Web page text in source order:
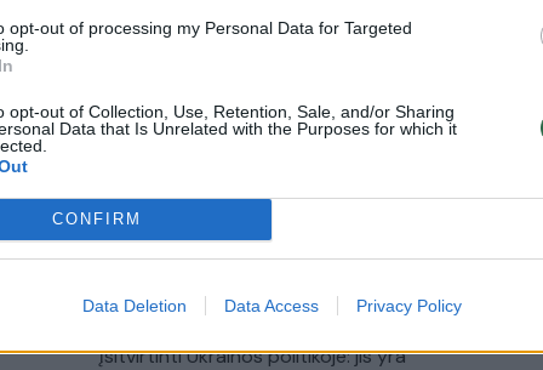
opt-out of processing my Personal Data for Targeted
opt-out of Collection, Use, Retention, Sale, and/or Sharing
Data that Is Unrelated with the Purposes for which it
CONFIRM
Data Deletion Data Access Privacy Policy
00:03:41
Mėsainių mėgėjus kviečia nepražiopsoti
Žinios | Lietuvos diena
00:15:54
įsitvirtinti Ukrainos politikoje: jis yra